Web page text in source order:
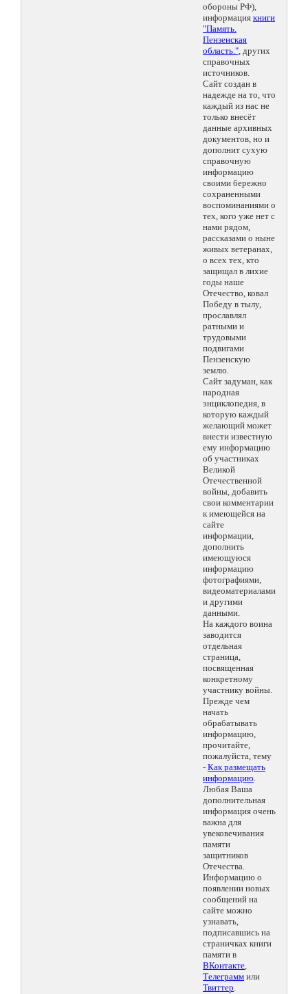
обороны РФ),
информация книги
"Память.
Пензенская
область.", других
справочных
источников.
Сайт создан в
надежде на то, что
каждый из нас не
только внесёт
данные архивных
документов, но и
дополнит сухую
справочную
информацию
своими бережно
сохраненными
воспоминаниями о
тех, кого уже нет с
нами рядом,
рассказами о ныне
живых ветеранах,
о всех тех, кто
защищал в лихие
годы наше
Отечество, ковал
Победу в тылу,
прославлял
ратными и
трудовыми
подвигами
Пензенскую
землю.
Сайт задуман, как
народная
энциклопедия, в
которую каждый
желающий может
внести известную
ему информацию
об участниках
Великой
Отечественной
войны, добавить
свои комментарии
к имеющейся на
сайте
информации,
дополнить
имеющуюся
информацию
фотографиями,
видеоматериалами
и другими
данными.
На каждого воина
заводится
отдельная
страница,
посвященная
конкретному
участнику войны.
Прежде чем
начать
обрабатывать
информацию,
прочитайте,
пожалуйста, тему
- Как размещать
информацию.
Любая Ваша
дополнительная
информация очень
важна для
увековечивания
памяти
защитников
Отечества.
Информацию о
появлении новых
сообщений на
сайте можно
узнавать,
подписавшись на
страничках книги
памяти в
ВКонтакте,
Телеграмм или
Твиттер.